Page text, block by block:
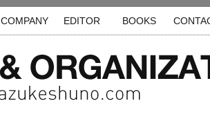
COMPANY EDITOR BOOKS